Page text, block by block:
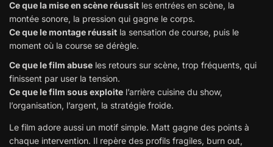
Ce que la mise en scène réussit les entrées en scène, la
montée sonore, la pression qui gagne le corps.
Ce que le montage réussit la sensation de course, puis le
moment où la course se dérègle.
Ce que le film abuse les retours sur scène, trop fréquents, qui
finissent par user la tension.
Ce que le film sous exploite l’arrière cuisine du show,
l’organisation, l’argent, la stratégie froide.
Le film adore aussi un motif simple. Matt gagne des points à
chaque intervention. Il repère des profils fragiles, burn out,